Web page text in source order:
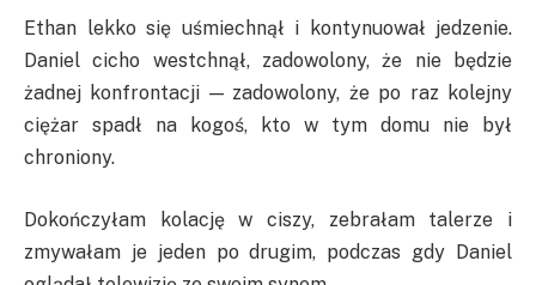
Ethan lekko się uśmiechnął i kontynuował jedzenie.
Daniel cicho westchnął, zadowolony, że nie będzie
żadnej konfrontacji — zadowolony, że po raz kolejny
ciężar spadł na kogoś, kto w tym domu nie był
chroniony.
Dokończyłam kolację w ciszy, zebrałam talerze i
zmywałam je jeden po drugim, podczas gdy Daniel